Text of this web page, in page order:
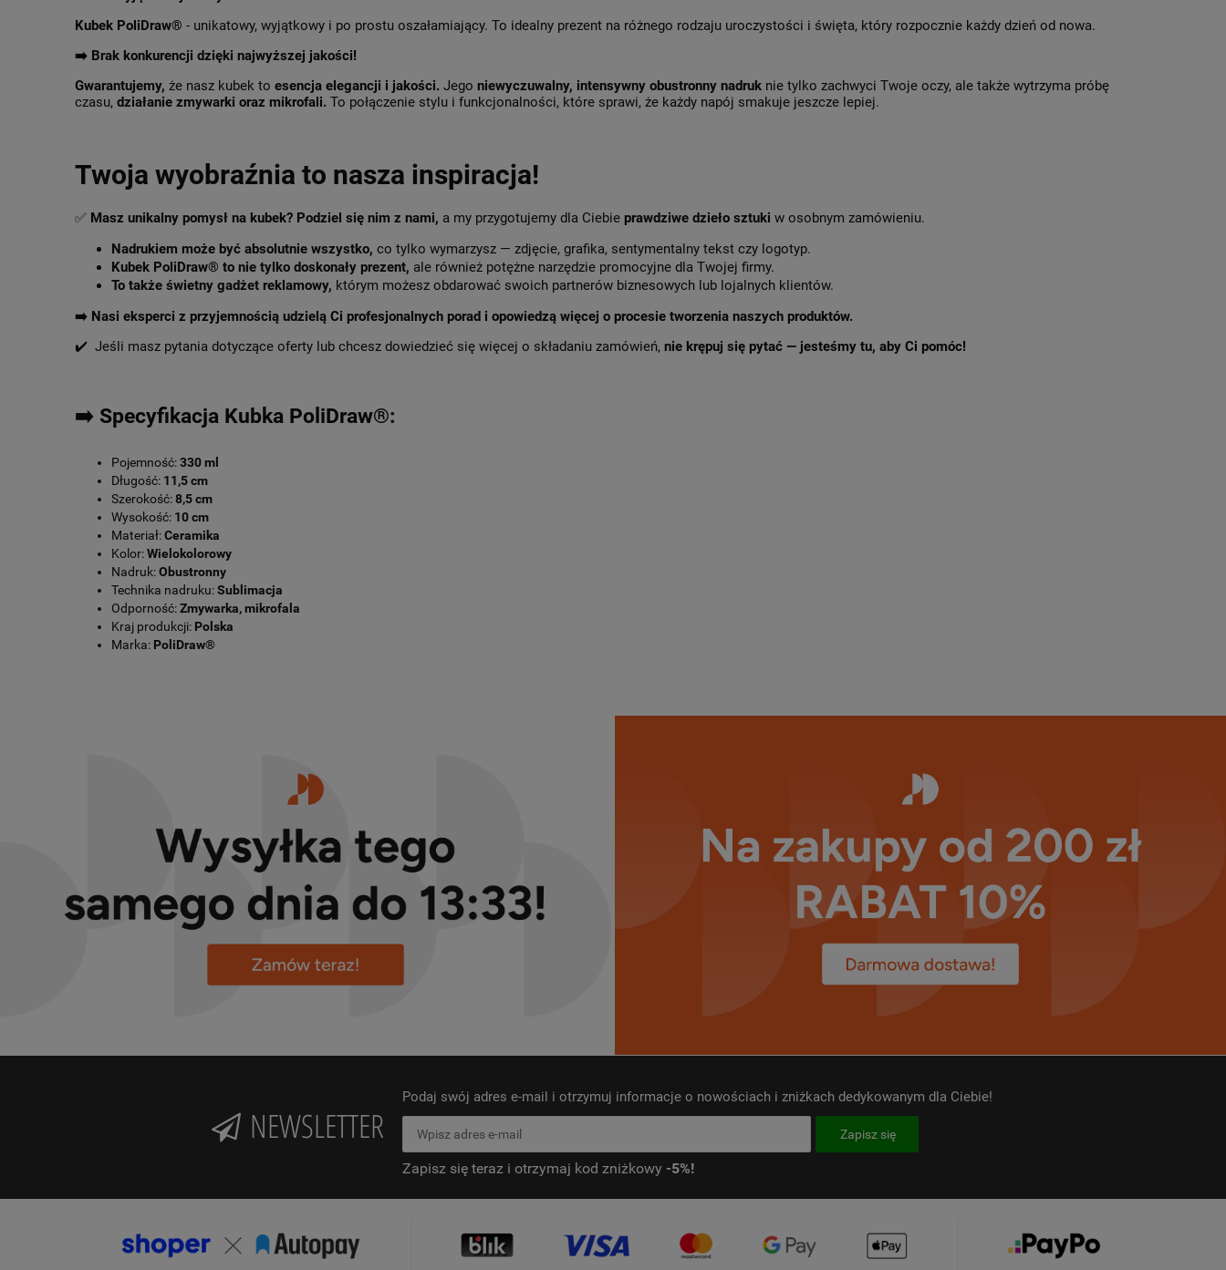
Kubek PoliDraw® - unikatowy, wyjątkowy i po prostu oszałamiający. To idealny prezent na różnego rodzaju uroczystości i święta, który rozpocznie każdy dzień od nowa.
➡️ Brak konkurencji dzięki najwyższej jakości!
Gwarantujemy, że nasz kubek to esencja elegancji i jakości. Jego niewyczuwalny, intensywny obustronny nadruk nie tylko zachwyci Twoje oczy, ale także wytrzyma próbę
czasu, działanie zmywarki oraz mikrofali. To połączenie stylu i funkcjonalności, które sprawi, że każdy napój smakuje jeszcze lepiej.
Twoja wyobraźnia to nasza inspiracja!
✅ Masz unikalny pomysł na kubek? Podziel się nim z nami, a my przygotujemy dla Ciebie prawdziwe dzieło sztuki w osobnym zamówieniu.
Nadrukiem może być absolutnie wszystko, co tylko wymarzysz — zdjęcie, grafika, sentymentalny tekst czy logotyp.
Kubek PoliDraw® to nie tylko doskonały prezent, ale również potężne narzędzie promocyjne dla Twojej firmy.
To także świetny gadżet reklamowy, którym możesz obdarować swoich partnerów biznesowych lub lojalnych klientów.
➡️ Nasi eksperci z przyjemnością udzielą Ci profesjonalnych porad i opowiedzą więcej o procesie tworzenia naszych produktów.
✔️ Jeśli masz pytania dotyczące oferty lub chcesz dowiedzieć się więcej o składaniu zamówień, nie krępuj się pytać — jesteśmy tu, aby Ci pomóc!
➡️ Specyfikacja Kubka PoliDraw®:
Pojemność:330 ml
Długość: 11,5 cm
Szerokość:8,5 cm
Wysokość: 10 cm
Materiał:Ceramika
Kolor:Wielokolorowy
Nadruk:Obustronny
Technika nadruku:Sublimacja
Odporność:Zmywarka, mikrofala
Kraj produkcji: Polska
Marka: PoliDraw®
NEWSLETTER
Podaj swój adres e-mail i otrzymuj informacje o nowościach i zniżkach dedykowanym dla Ciebie!
Zapisz się teraz i otrzymaj kod zniżkowy -5%!